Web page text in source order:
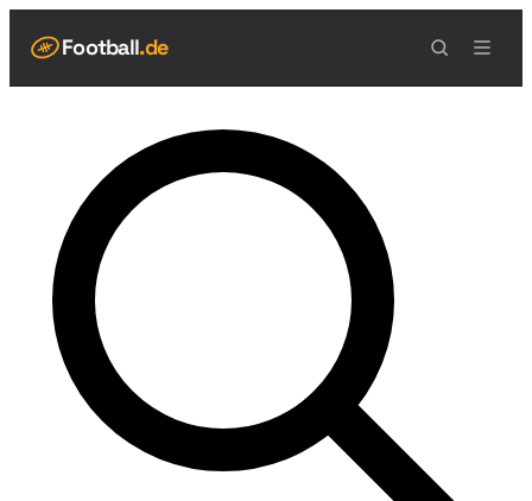
Football.de
Live Scores
Spielplan
Teams
Tabelle
Football Regeln